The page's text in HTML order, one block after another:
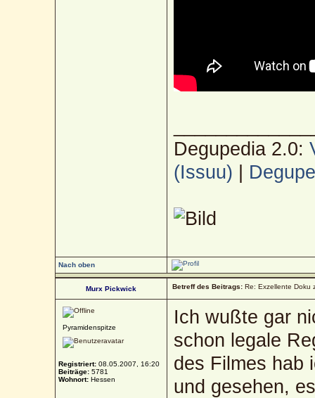
Degupedia 2.0:
(Issuu)
Nach oben
Murx Pickwick Betreff des Beitrags: Re: Exzellente Doku
Pyramidenspitze
Registriert: 08.05.2007, 16:20
Beiträge: 5781
Wohnort: Hessen
Ich wußte gar
schon legale
des Filmes hab
und gesehen,